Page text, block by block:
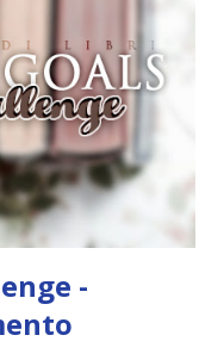
Laura Lancini
fratello maggiore del
che guardi
e assolutamente
io l'ho notato. L'ho
i misfatti ch...
-